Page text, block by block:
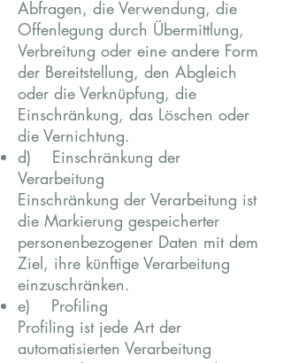
Abfragen, die Verwendung, die
Offenlegung durch Übermittlung,
Verbreitung oder eine andere Form
der Bereitstellung, den Abgleich
oder die Verknüpfung, die
Einschränkung, das Löschen oder
die Vernichtung.
d) Einschränkung der
Verarbeitung
Einschränkung der Verarbeitung ist
die Markierung gespeicherter
personenbezogener Daten mit dem
Ziel, ihre künftige Verarbeitung
einzuschränken.
e) Profiling
Profiling ist jede Art der
automatisierten Verarbeitung